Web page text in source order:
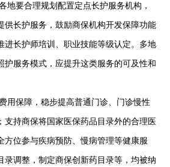
地要合理规划配置定点长护服务机构，
供长护服务，鼓励商保机构开发保障功能
进长护师培训、职业技能等级认定。多地
护服务模式，应提升这类服务的可及性和
用保障，稳步提高普通门诊、门诊慢性
支持商保将国家医保药品目录外的合理医
方位参与疾病预防、慢病管理等健康服
录调整，制定商保创新药目录等，均被纳